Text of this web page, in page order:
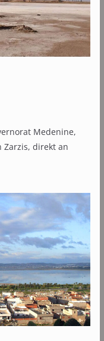
Medenine,
Zarzis, direkt an